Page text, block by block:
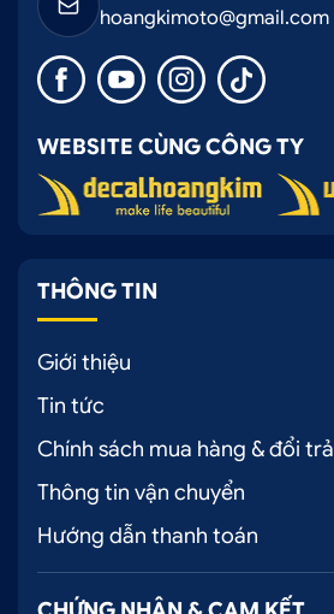
hoangkimoto@gmail.com
WEBSITE CÙNG CÔNG TY
THÔNG TIN
Giới thiệu
Tin tức
Chính sách mua hàng & đổi trả
Thông tin vận chuyển
Hướng dẫn thanh toán